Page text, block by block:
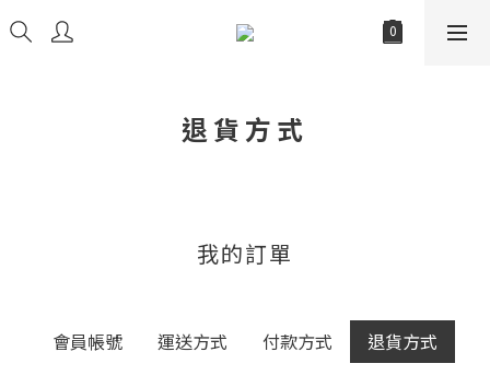
退貨方式
我的訂單
會員帳號 運送方式 付款方式 退貨方式